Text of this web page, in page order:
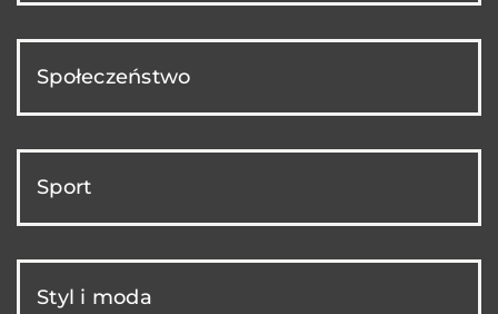
Społeczeństwo
Sport
Styl i moda